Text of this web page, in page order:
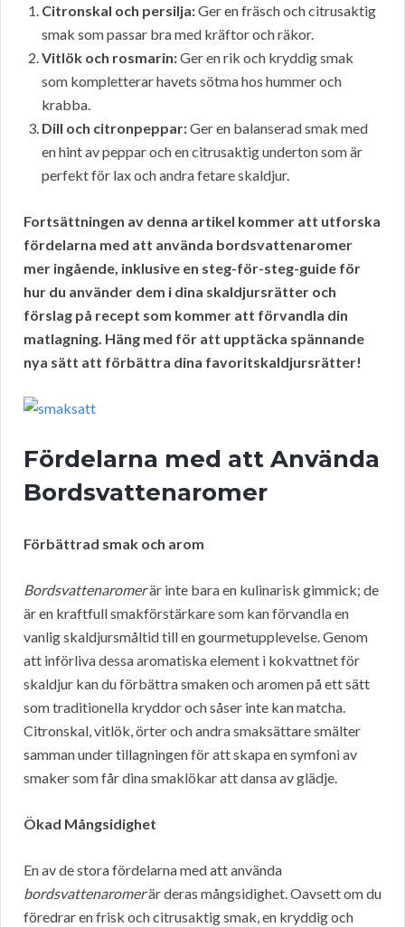
Citronskal och persilja:Ger en fräsch och citrusaktig
smak som passar bra med kräftor och räkor.
Vitlök och rosmarin:Ger en rik och kryddig smak
som kompletterar havets sötma hos hummer och
krabba.
Dill och citronpeppar:Ger en balanserad smak med
en hint av peppar och en citrusaktig underton som är
perfekt för lax och andra fetare skaldjur.
Fortsättningen av denna artikel kommer att utforska
fördelarna med att använda bordsvattenaromer
mer ingående, inklusive en steg-för-steg-guide för
hur du använder dem i dina skaldjursrätter och
förslag på recept som kommer att förvandla din
matlagning. Häng med för att upptäcka spännande
nya sätt att förbättra dina favoritskaldjursrätter!
Fördelarna med att Använda
Bordsvattenaromer
Förbättrad smak och arom
Bordsvattenaromerär inte bara en kulinarisk gimmick; de
är en kraftfull smakförstärkare som kan förvandla en
vanlig skaldjursmåltid till en gourmetupplevelse. Genom
att införliva dessa aromatiska element i kokvattnet för
skaldjur kan du förbättra smaken och aromen på ett sätt
som traditionella kryddor och såser inte kan matcha.
Citronskal, vitlök, örter och andra smaksättare smälter
samman under tillagningen för att skapa en symfoni av
smaker som får dina smaklökar att dansa av glädje.
Ökad Mångsidighet
En av de stora fördelarna med att använda
bordsvattenaromerär deras mångsidighet. Oavsett om du
föredrar en frisk och citrusaktig smak, en kryddig och